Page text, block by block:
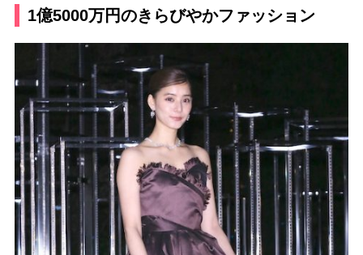
1億5000万円のきらびやかファッション